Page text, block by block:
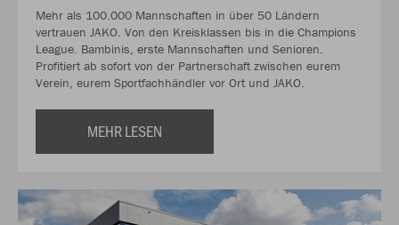
Mehr als 100.000 Mannschaften in über 50 Ländern
vertrauen JAKO. Von den Kreisklassen bis in die Champions
League. Bambinis, erste Mannschaften und Senioren.
Profitiert ab sofort von der Partnerschaft zwischen eurem
Verein, eurem Sportfachhändler vor Ort und JAKO.
MEHR LESEN